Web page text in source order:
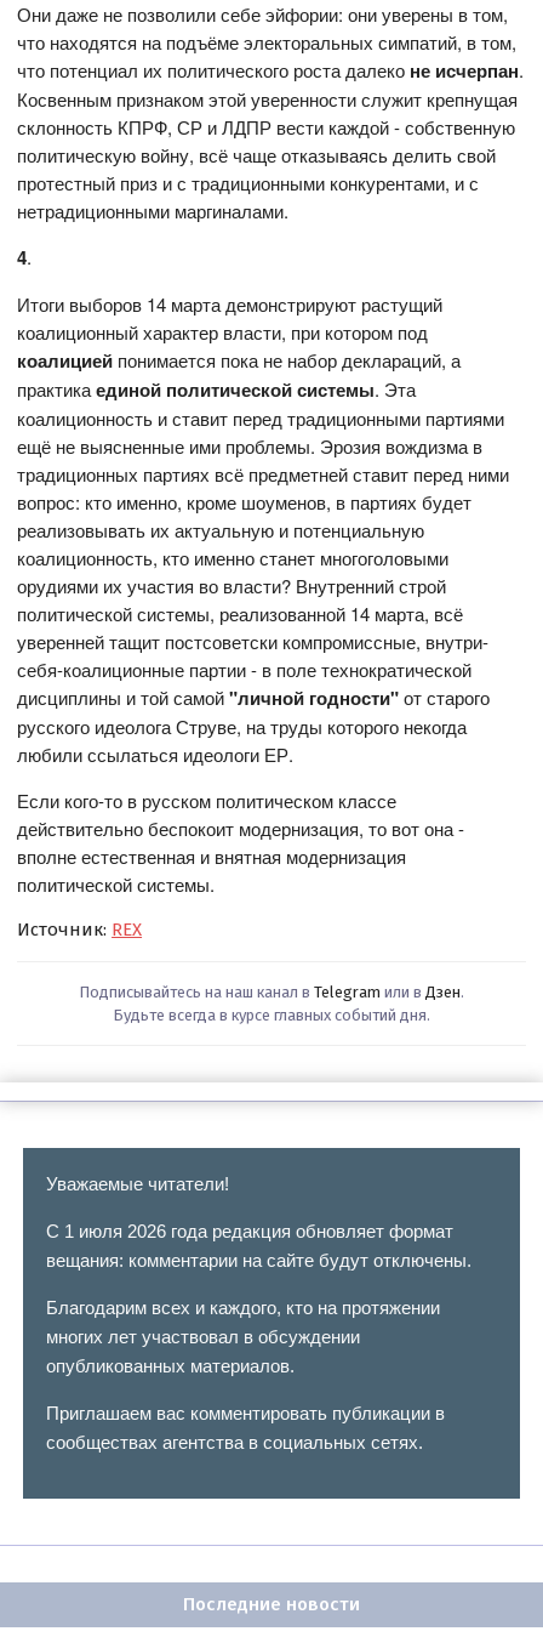
Они даже не позволили себе эйфории: они уверены в том,
что находятся на подъёме электоральных симпатий, в том,
что потенциал их политического роста далеко не исчерпан.
Косвенным признаком этой уверенности служит крепнущая
склонность КПРФ, СР и ЛДПР вести каждой - собственную
политическую войну, всё чаще отказываясь делить свой
протестный приз и с традиционными конкурентами, и с
нетрадиционными маргиналами.
4.
Итоги выборов 14 марта демонстрируют растущий
коалиционный характер власти, при котором под
коалицией понимается пока не набор деклараций, а
практикаединой политической системы. Эта
коалиционность и ставит перед традиционными партиями
ещё не выясненные ими проблемы. Эрозия вождизма в
традиционных партиях всё предметней ставит перед ними
вопрос: кто именно, кроме шоуменов, в партиях будет
реализовывать их актуальную и потенциальную
коалиционность, кто именно станет многоголовыми
орудиями их участия во власти? Внутренний строй
политической системы, реализованной 14 марта, всё
уверенней тащит постсоветски компромиссные, внутри-
себя-коалиционные партии - в поле технократической
дисциплины и той самой"личной годности"от старого
русского идеолога Струве, на труды которого некогда
любили ссылаться идеологи ЕР.
Если кого-то в русском политическом классе
действительно беспокоит модернизация, то вот она -
вполне естественная и внятная модернизация
политической системы.
Источник: REX
Подписывайтесь на наш канал в Telegram или в Дзен.
Будьте всегда в курсе главных событий дня.
Уважаемые читатели!
С 1 июля 2026 года редакция обновляет формат
вещания: комментарии на сайте будут отключены.
Благодарим всех и каждого, кто на протяжении
многих лет участвовал в обсуждении
опубликованных материалов.
Приглашаем вас комментировать публикации в
сообществах агентства в социальных сетях.
Последние новости